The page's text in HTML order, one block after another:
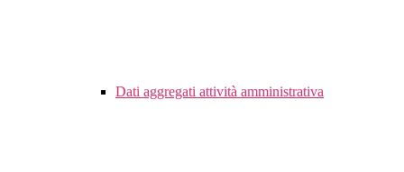
Dati aggregati attività amministrativa